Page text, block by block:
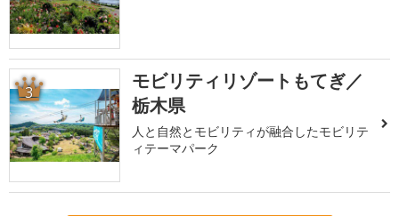
3
モビリティリゾートもてぎ／
栃木県
人と自然とモビリティが融合したモビリテ
ィテーマパーク